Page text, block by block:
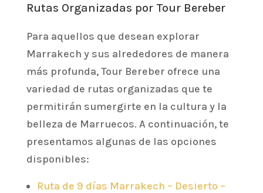
Rutas Organizadas por Tour Bereber
Para aquellos que desean explorar
Marrakech y sus alrededores de manera
más profunda, Tour Bereber ofrece una
variedad de rutas organizadas que te
permitirán sumergirte en la cultura y la
belleza de Marruecos. A continuación, te
presentamos algunas de las opciones
disponibles:
Ruta de 9 días Marrakech – Desierto –